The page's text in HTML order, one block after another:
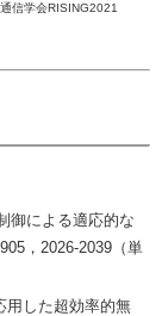
信学会RISING2021
御による適応的な
，2026-2039（単
用した超効率的無